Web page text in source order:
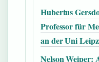
Hubertus
Professor für
an der Uni
Nelson Weiper: